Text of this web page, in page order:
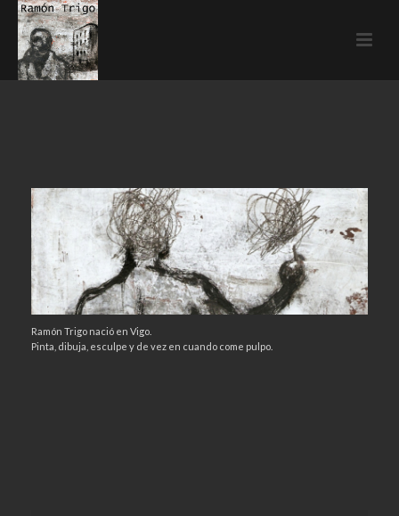
Ramón Trigo nació en Vigo.
Pinta, dibuja, esculpe y de vez en cuando come pulpo.